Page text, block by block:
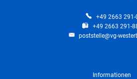
+49 2663 291-
+49 2663 291-
poststelle@vg-
Informationen